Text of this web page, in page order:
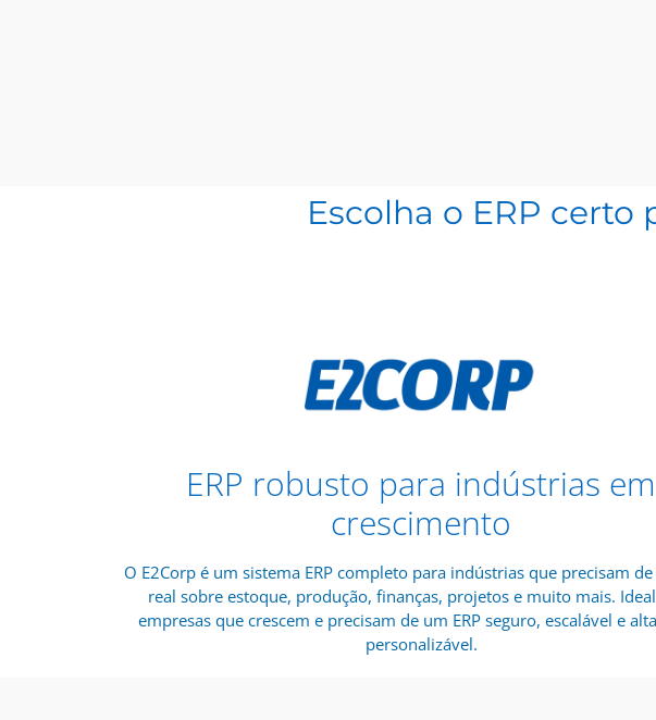
Escolha o ERP
ERP robusto para indústrias em
crescimento
O E2Corp é um sistema ERP completo para indústrias que precisam
real sobre estoque, produção, finanças, projetos e muito mais.
empresas que crescem e precisam de um ERP seguro, escalável e
personalizável.